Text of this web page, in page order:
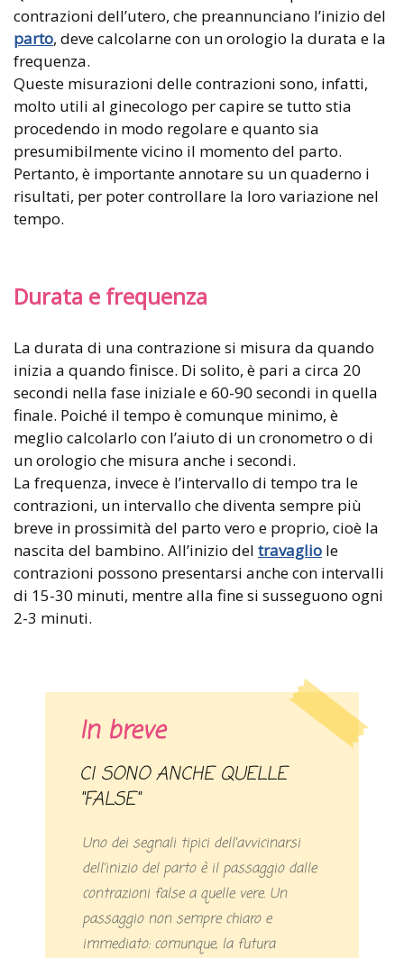
contrazioni dell’utero, che preannunciano l’inizio del
parto, deve calcolarne con un orologio la durata e la
frequenza.
Queste misurazioni delle contrazioni sono, infatti,
molto utili al ginecologo per capire se tutto stia
procedendo in modo regolare e quanto sia
presumibilmente vicino il momento del parto.
Pertanto, è importante annotare su un quaderno i
risultati, per poter controllare la loro variazione nel
tempo.
Durata e frequenza
La durata di una contrazione si misura da quando
inizia a quando finisce. Di solito, è pari a circa 20
secondi nella fase iniziale e 60-90 secondi in quella
finale. Poiché il tempo è comunque minimo, è
meglio calcolarlo con l’aiuto di un cronometro o di
un orologio che misura anche i secondi.
La frequenza, invece è l’intervallo di tempo tra le
contrazioni, un intervallo che diventa sempre più
breve in prossimità del parto vero e proprio, cioè la
nascita del bambino. All’inizio del travaglio le
contrazioni possono presentarsi anche con intervalli
di 15-30 minuti, mentre alla fine si susseguono ogni
2-3 minuti.
In breve
CI SONO ANCHE QUELLE
"FALSE"
Uno dei segnali tipici dell’avvicinarsi
dell’inizio del parto è il passaggio dalle
contrazioni false a quelle vere. Un
passaggio non sempre chiaro e
immediato: comunque, la futura